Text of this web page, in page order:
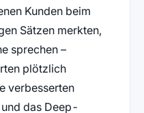
Kunden beim
Sätzen merkten,
sprechen –
plötzlich
verbesserten
das Deep-